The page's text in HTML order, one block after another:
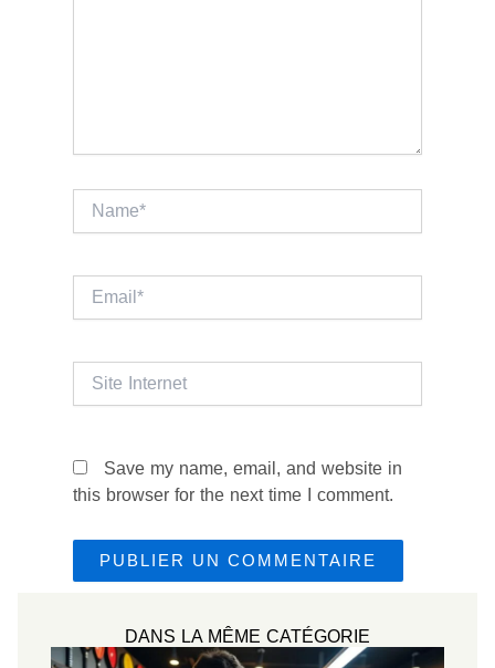
Name*
Email*
Site
Save my name, email, and website in
this browser for the next time I comment.
DANS LA MÊME CATÉGORIE